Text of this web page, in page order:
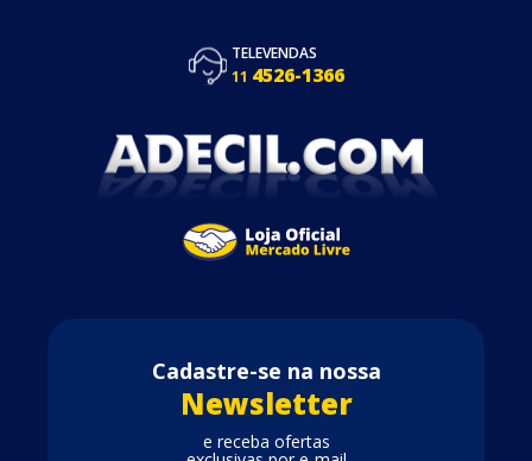
TELEVENDAS
11 4526-1366
Cadastre-se na nossa
Newsletter
e receba ofertas